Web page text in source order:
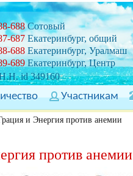
id 349160
688Сотовый
687 Екатеринбург, общий
688 Екатеринбург, Уралмаш
689 Екатеринбург, Центр
Участникам
и Энергия против анемии
против анемии